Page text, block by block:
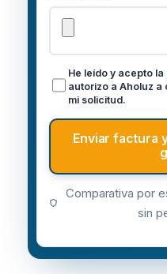
He leído y acepto la
autorizo a Aholuz
mi solicitud.
Enviar factura
Comparativa por
sin